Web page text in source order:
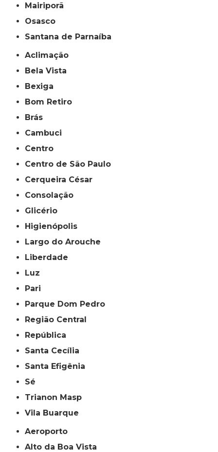
Mairiporã
Osasco
Santana de Parnaíba
Aclimação
Bela Vista
Bexiga
Bom Retiro
Brás
Cambuci
Centro
Centro de São Paulo
Cerqueira César
Consolação
Glicério
Higienópolis
Largo do Arouche
Liberdade
Luz
Pari
Parque Dom Pedro
Região Central
República
Santa Cecília
Santa Efigênia
Sé
Trianon Masp
Vila Buarque
Aeroporto
Alto da Boa Vista